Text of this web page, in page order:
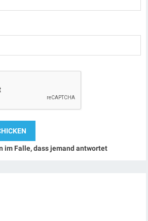
im Falle, dass jemand antwortet